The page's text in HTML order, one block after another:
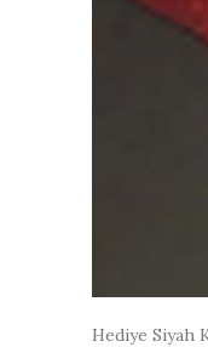
Hediye Siyah